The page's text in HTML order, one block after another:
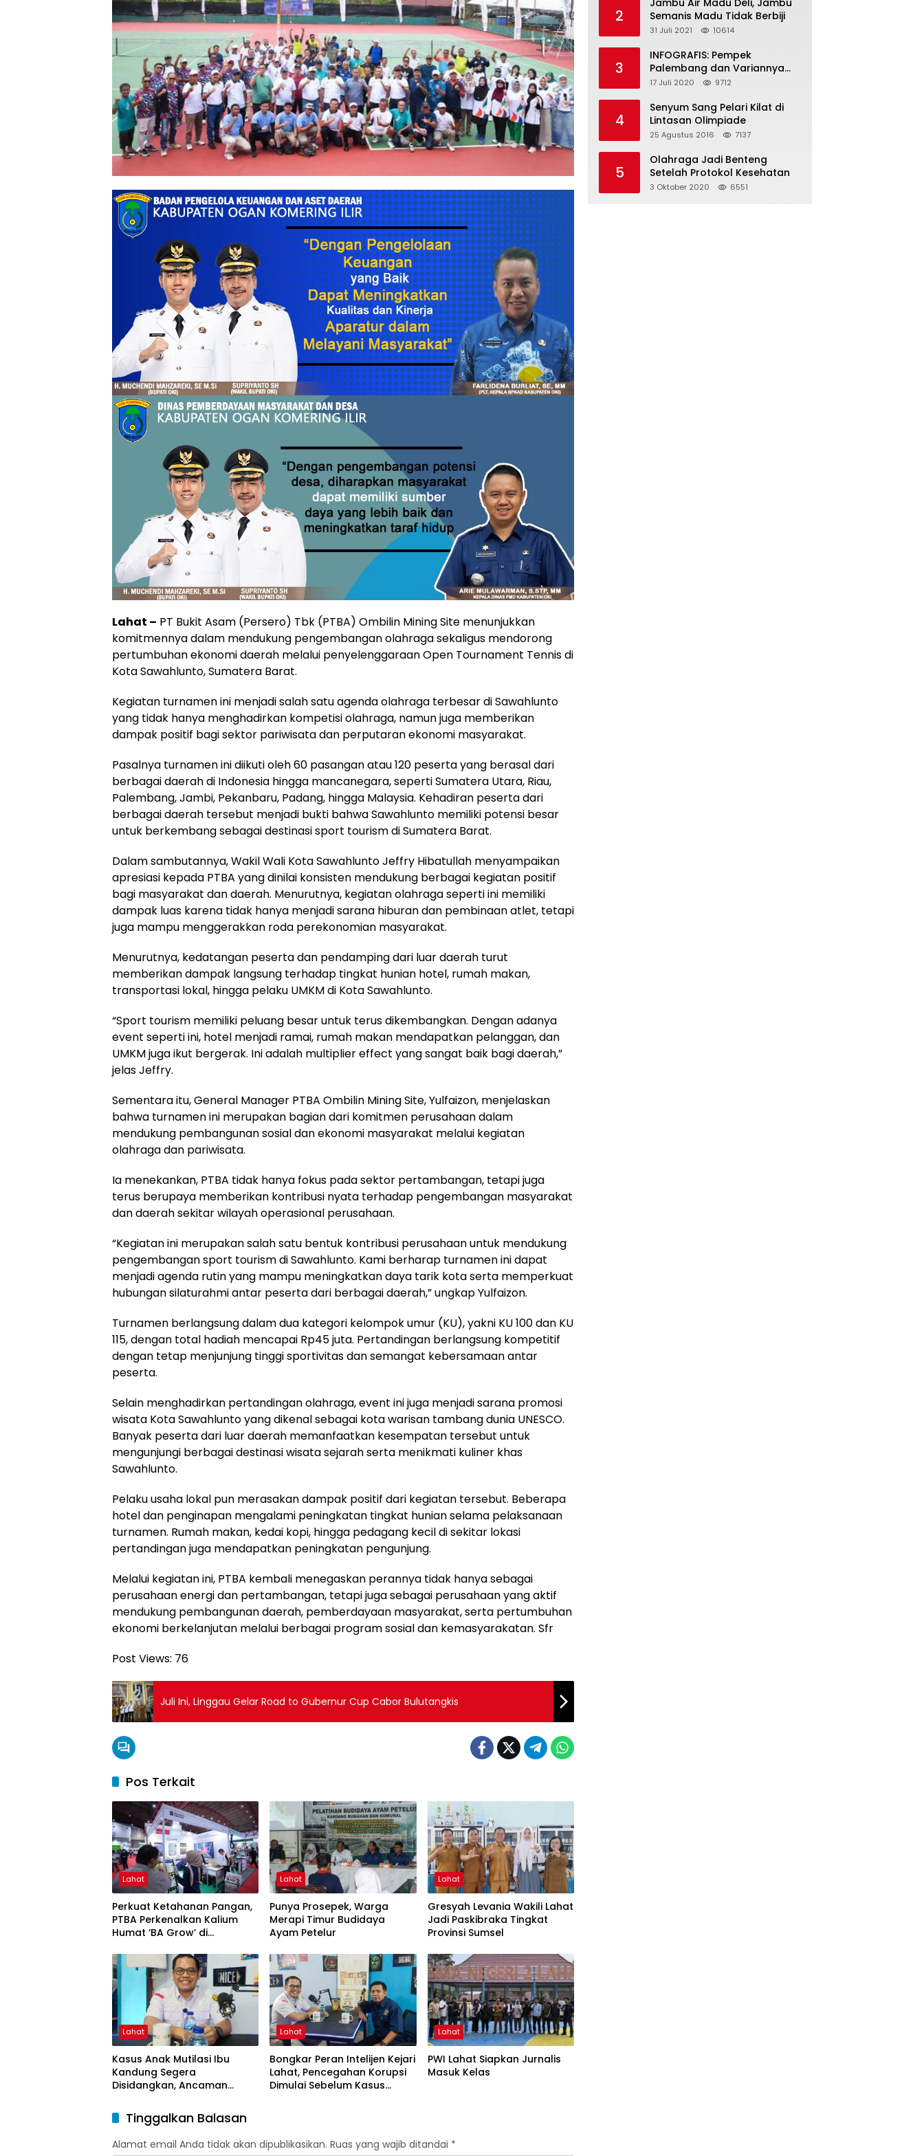
Lahat – PT Bukit Asam (Persero) Tbk (PTBA) Ombilin Mining Site menunjukkan
komitmennya dalam mendukung pengembangan olahraga sekaligus mendorong
pertumbuhan ekonomi daerah melalui penyelenggaraan Open Tournament Tennis di
Kota Sawahlunto, Sumatera Barat.
Kegiatan turnamen ini menjadi salah satu agenda olahraga terbesar di Sawahlunto
yang tidak hanya menghadirkan kompetisi olahraga, namun juga memberikan
dampak positif bagi sektor pariwisata dan perputaran ekonomi masyarakat.
Pasalnya turnamen ini diikuti oleh 60 pasangan atau 120 peserta yang berasal dari
berbagai daerah di Indonesia hingga mancanegara, seperti Sumatera Utara, Riau,
Palembang, Jambi, Pekanbaru, Padang, hingga Malaysia. Kehadiran peserta dari
berbagai daerah tersebut menjadi bukti bahwa Sawahlunto memiliki potensi besar
untuk berkembang sebagai destinasi sport tourism di Sumatera Barat.
Dalam sambutannya, Wakil Wali Kota Sawahlunto Jeffry Hibatullah menyampaikan
apresiasi kepada PTBA yang dinilai konsisten mendukung berbagai kegiatan positif
bagi masyarakat dan daerah. Menurutnya, kegiatan olahraga seperti ini memiliki
dampak luas karena tidak hanya menjadi sarana hiburan dan pembinaan atlet, tetapi
juga mampu menggerakkan roda perekonomian masyarakat.
Menurutnya, kedatangan peserta dan pendamping dari luar daerah turut
memberikan dampak langsung terhadap tingkat hunian hotel, rumah makan,
transportasi lokal, hingga pelaku UMKM di Kota Sawahlunto.
“Sport tourism memiliki peluang besar untuk terus dikembangkan. Dengan adanya
event seperti ini, hotel menjadi ramai, rumah makan mendapatkan pelanggan, dan
UMKM juga ikut bergerak. Ini adalah multiplier effect yang sangat baik bagi daerah,”
jelas Jeffry.
Sementara itu, General Manager PTBA Ombilin Mining Site, Yulfaizon, menjelaskan
bahwa turnamen ini merupakan bagian dari komitmen perusahaan dalam
mendukung pembangunan sosial dan ekonomi masyarakat melalui kegiatan
olahraga dan pariwisata.
Ia menekankan, PTBA tidak hanya fokus pada sektor pertambangan, tetapi juga
terus berupaya memberikan kontribusi nyata terhadap pengembangan masyarakat
dan daerah sekitar wilayah operasional perusahaan.
“Kegiatan ini merupakan salah satu bentuk kontribusi perusahaan untuk mendukung
pengembangan sport tourism di Sawahlunto. Kami berharap turnamen ini dapat
menjadi agenda rutin yang mampu meningkatkan daya tarik kota serta memperkuat
hubungan silaturahmi antar peserta dari berbagai daerah,” ungkap Yulfaizon.
Turnamen berlangsung dalam dua kategori kelompok umur (KU), yakni KU 100 dan KU
115, dengan total hadiah mencapai Rp45 juta. Pertandingan berlangsung kompetitif
dengan tetap menjunjung tinggi sportivitas dan semangat kebersamaan antar
peserta.
Selain menghadirkan pertandingan olahraga, event ini juga menjadi sarana promosi
wisata Kota Sawahlunto yang dikenal sebagai kota warisan tambang dunia UNESCO.
Banyak peserta dari luar daerah memanfaatkan kesempatan tersebut untuk
mengunjungi berbagai destinasi wisata sejarah serta menikmati kuliner khas
Sawahlunto.
Pelaku usaha lokal pun merasakan dampak positif dari kegiatan tersebut. Beberapa
hotel dan penginapan mengalami peningkatan tingkat hunian selama pelaksanaan
turnamen. Rumah makan, kedai kopi, hingga pedagang kecil di sekitar lokasi
pertandingan juga mendapatkan peningkatan pengunjung.
Melalui kegiatan ini, PTBA kembali menegaskan perannya tidak hanya sebagai
perusahaan energi dan pertambangan, tetapi juga sebagai perusahaan yang aktif
mendukung pembangunan daerah, pemberdayaan masyarakat, serta pertumbuhan
ekonomi berkelanjutan melalui berbagai program sosial dan kemasyarakatan. Sfr
Post Views: 76
Juli Ini, Linggau Gelar Road to Gubernur Cup Cabor Bulutangkis
Pos Terkait
Lahat
Perkuat Ketahanan Pangan,
PTBA Perkenalkan Kalium
Humat ‘BA Grow’ di
Lahat
Punya Prosepek, Warga
Merapi Timur Budidaya
Ayam Petelur
Lahat
Gresyah Levania Wakili Lahat
Jadi Paskibraka Tingkat
Provinsi Sumsel
Lahat
Kasus Anak Mutilasi Ibu
Kandung Segera
Disidangkan, Ancaman
Lahat
Bongkar Peran Intelijen Kejari
Lahat, Pencegahan Korupsi
Dimulai Sebelum Kasus
Lahat
PWI Lahat Siapkan Jurnalis
Masuk Kelas
Tinggalkan Balasan
Alamat email Anda tidak akan dipublikasikan. Ruas yang wajib ditandai *
2
Jambu Air Madu Deli, Jambu
Semanis Madu Tidak Berbiji
31 Juli 2021 10614
3
INFOGRAFIS: Pempek
Palembang dan Variannya
yang Melegenda
17 Juli 2020 9712
4
Senyum Sang Pelari Kilat di
Lintasan Olimpiade
25 Agustus 2016 7137
5
Olahraga Jadi Benteng
Setelah Protokol Kesehatan
3 Oktober 2020 6551